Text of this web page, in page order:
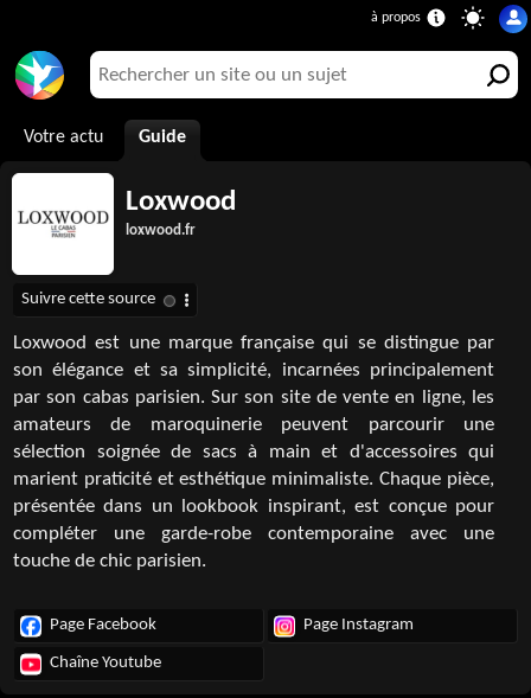
Votre actu Guide
Loxwood
loxwood.fr
Loxwood est une marque française qui se distingue par
son élégance et sa simplicité, incarnées principalement
par son cabas parisien. Sur son site de vente en ligne, les
amateurs de maroquinerie peuvent parcourir une
sélection soignée de sacs à main et d'accessoires qui
marient praticité et esthétique minimaliste. Chaque pièce,
présentée dans un lookbook inspirant, est conçue pour
compléter une garde-robe contemporaine avec une
touche de chic parisien.
Page Facebook Page Instagram
Chaîne Youtube